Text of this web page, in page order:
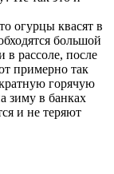
огурцы квасят в
большой
рассоле, после
примерно так
горячую
зиму в банках
и не теряют